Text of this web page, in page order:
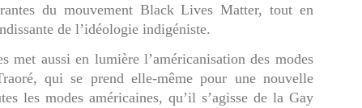
du mouvement Black Lives Matter, tout en
de l’idéologie indigéniste.
met aussi en lumière l’américanisation des modes
qui se prend elle-même pour une nouvelle
les modes américaines, qu’il s’agisse de la Gay